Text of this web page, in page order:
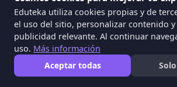
#tech emergentes #1 a 1
Eduteka utiliza cookies propias y de
el uso del sitio, personalizar contenido
publicidad relevante. Al continuar
uso. Más información
Aceptar todas